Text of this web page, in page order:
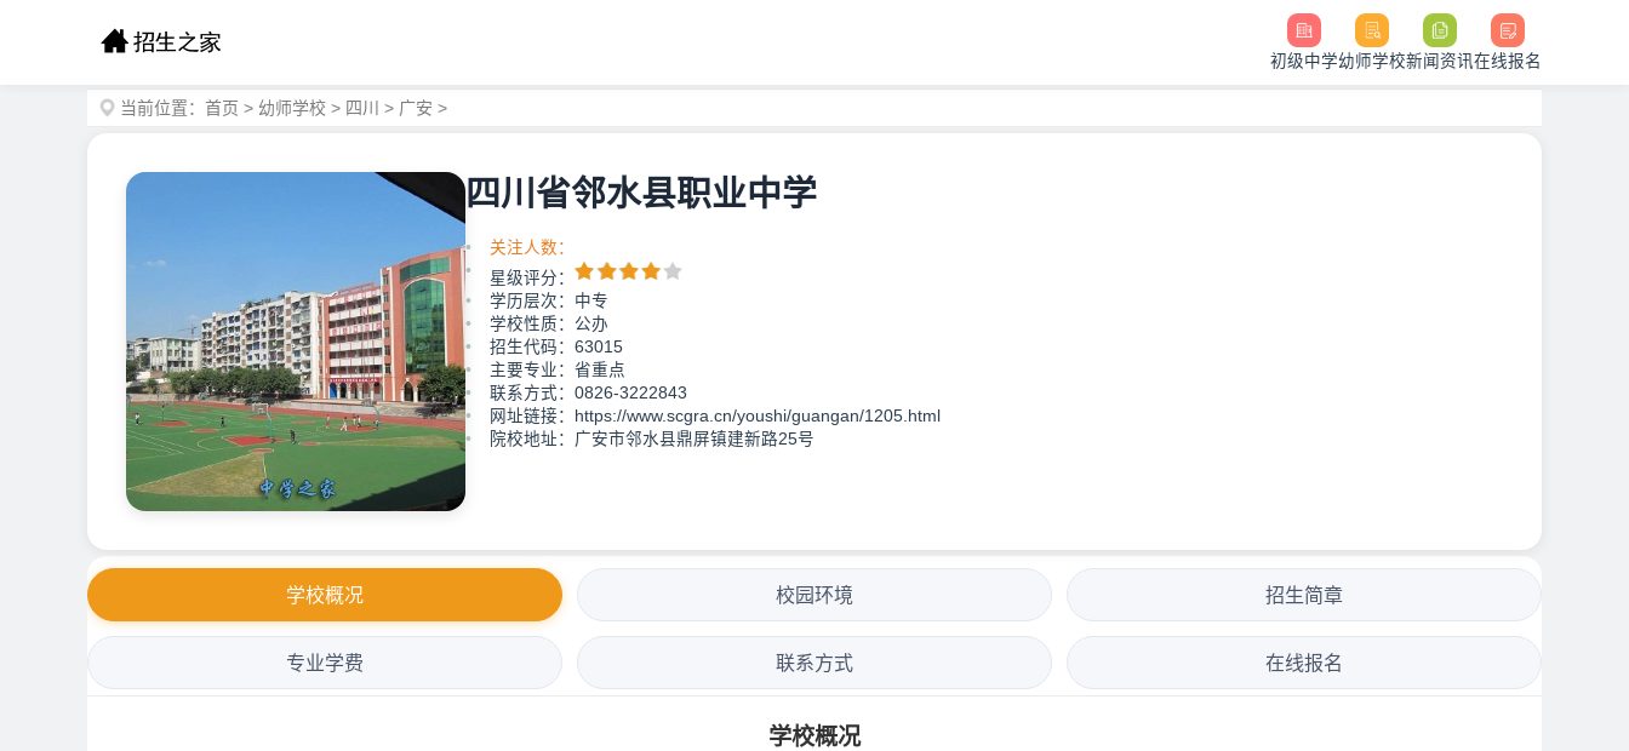
初级中学幼师学校新闻资讯在线报名
当前位置： 首页 > 幼师学校 > 四川 > 广安 >
四川省邻水县职业中学
关注人数：
星级评分：
学历层次：中专
学校性质：公办
招生代码：63015
主要专业：省重点
联系方式：0826-3222843
网址链接：https://www.scgra.cn/youshi/guangan/1205.html
院校地址：广安市邻水县鼎屏镇建新路25号
学校概况 校园环境 招生简章
专业学费 联系方式 在线报名
学校概况